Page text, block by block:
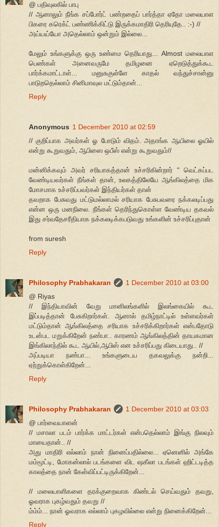
@ பதிவுலகில் பாபு
// ஆனாலும் நீங்க சப்போர்ட் பண்றதைப் பார்த்தா ஏதோ மலையாள
பிகரை கரெக்ட் பண்ணிக்கிட்டு இருக்கமாதிரி தெரியுதே.. :-) //
அய்யய்யோ அதெல்லாம் ஒன்றும் இல்லை...
மேலும் உங்களுக்கு ஒரு உண்மை தெரியாது... Almost மலையாள
பெண்கள் அனைவருமே தமிழனை ஏறெடுத்துக்கூட
பார்க்கமாட்டாள்... மனுசுகுள்ளே காதல் வந்துச்சான்னு
பாடுறதெல்லாம் சினிமாவுல மட்டும்தான்...
Reply
Anonymous 1 December 2010 at 02:59
// குறிப்பாக அவர்கள் ஓ போடும் விதம். அதாங்க ஆயிலை ஓயில்
என்று கூறுவதும், ஆபிஸை ஒபீஸ் என்று கூறுவதும்//
மன்னிக்கவும் அவர் சரியாகத்தான் உச்சரிகின்றார் " வெட்கப்பட
வேண்டியவர்கள் நீங்கள் தான், உலகத்திலேயே ஆங்கிலத்தை மிக
மோசமாக உச்சரிப்பவர்கள் இந்தியர்கள் தான்
தவறாக பேசுவது மட்டுமல்லாமல் சரியாக பேசுபவரை நக்கலடிப்பது
என்ன ஒரு மனநிலை. நீங்கள் தெரிந்துகொள்ள வேண்டிய தகவல்
இது சர்வதேசரீதியாக நக்கலடிக்கபடுவது உங்களின் உச்சரிப்புதான்
from suresh
Reply
Philosophy Prabhakaran
1 December 2010 at 03:00
@ Riyas
// இந்தியாவின் வேறு மானிலங்களில் இலங்கையில் கூட
இப்படித்தான் பேசுகிறார்கள். ஆனால் தமிழ்நாட்டில் உள்ளவர்கள்
மட்டும்தான் ஆங்கிலத்தை சரியாக உச்சரிக்கிறார்கள் என்பதோடு
உடன்பட மறுக்கிறேன் நண்பா.. காரணம் ஆங்கிலத்தின் தாயகமான
இங்கிலாந்தில் கூட ஆயில்,ஆபிஸ் என உச்சரிப்பது கிடையாது.. //
அப்படியா நண்பா... உங்களுடைய தகவலுக்கு நன்றி...
ஏற்றுக்கொள்கிறேன்...
Reply
Philosophy Prabhakaran
1 December 2010 at 03:03
@ பார்வையாளன்
// மசாலா படம் பார்க்க மாட்டர்கள் என்பதெல்லாம் இங்கு நிலவும்
மாயைதான்.. //
அது மாதிரி எல்லாம் நான் நினைப்பதில்லை... ஏனெனில் அங்கே
மம்மூட்டி, மோகன்லால் படங்களை விட ஷகீலா படங்கள் ஹிட்டடித்த
காலத்தை நான் கேள்விப்பட்டிருக்கிறேன்...
// மலையாளிகளை தரக்குறைவாக கிண்டல் செய்வதும் தவறு,
ஓவராக புகழ்வதும் தவறு //
ம்ம்ம்... நான் ஓவராக எல்லாம் புகழவில்லை என்று நினைக்கிறேன்...
Reply